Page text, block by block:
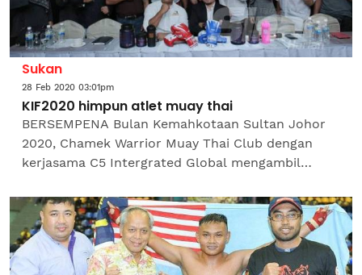
Sukan
28 Feb 2020 03:01pm
KIF2020 himpun atlet muay thai
BERSEMPENA Bulan Kemahkotaan Sultan Johor
2020, Chamek Warrior Muay Thai Club dengan
kerjasama C5 Intergrated Global mengambil
Fight 2020 (KIF2020)...